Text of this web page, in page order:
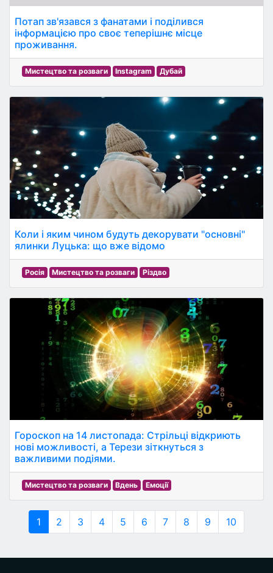
Потап зв'язався з фанатами і поділився
інформацією про своє теперішнє місце
проживання.
Мистецтво та розваги Instagram Дубай
Коли і яким чином будуть декорувати "основні"
ялинки Луцька: що вже відомо
Росія Мистецтво та розваги Різдво
Гороскоп на 14 листопада: Стрільці відкриють
нові можливості, а Терези зіткнуться з
важливими подіями.
Мистецтво та розваги Вдень Емоції
1 2 3 4 5 6 7 8 9 10